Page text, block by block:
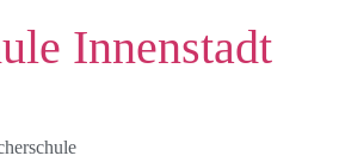
Innenstadt